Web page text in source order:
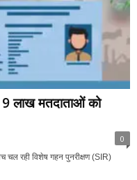
लाख मतदाताओं को
0
चल रही विशेष गहन पुनरीक्षण (SIR)